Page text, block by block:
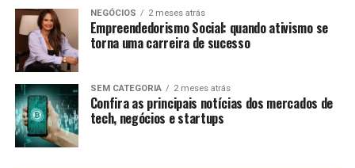
NEGÓCIOS 2 meses atrás
Empreendedorismo Social: quando ativismo se
torna uma carreira de sucesso
SEM CATEGORIA 2 meses atrás
Confira as principais notícias dos mercados de
tech, negócios e startups